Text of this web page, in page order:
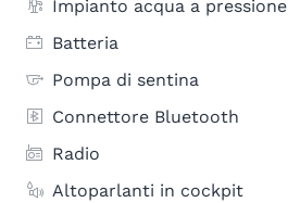
Impianto acqua a pressione
Batteria
Pompa di sentina
Connettore Bluetooth
Radio
Altoparlanti in cockpit